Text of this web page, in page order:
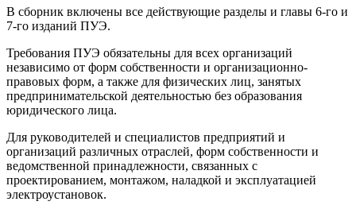
В сборник включены все действующие разделы и главы 6-го и
7-го изданий ПУЭ.
Требования ПУЭ обязательны для всех организаций
независимо от форм собственности и организационно-
правовых форм, а также для физических лиц, занятых
предпринимательской деятельностью без образования
юридического лица.
Для руководителей и специалистов предприятий и
организаций различных отраслей, форм собственности и
ведомственной принадлежности, связанных с
проектированием, монтажом, наладкой и эксплуатацией
электроустановок.